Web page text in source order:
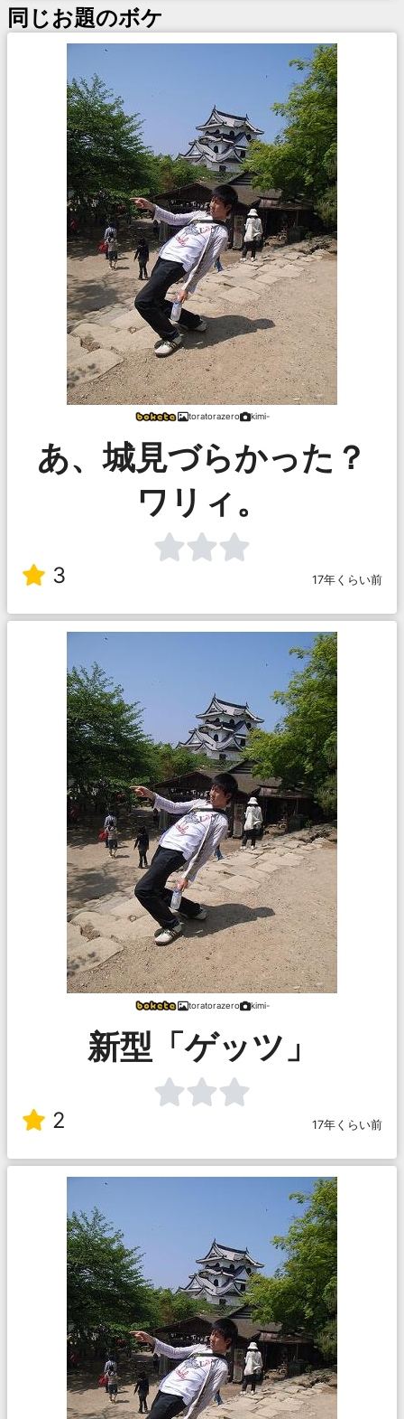
同じお題のボケ
toratorazero kimi-
あ、城見づらかった？
ワリィ。
3 17年くらい前
toratorazero kimi-
新型「ゲッツ」
2 17年くらい前